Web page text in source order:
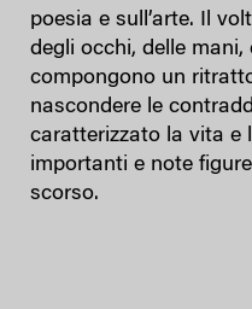
poesia e sull’arte. Il
degli occhi, delle mani,
compongono un
nascondere le
caratterizzato la vita e
importanti e note
scorso.